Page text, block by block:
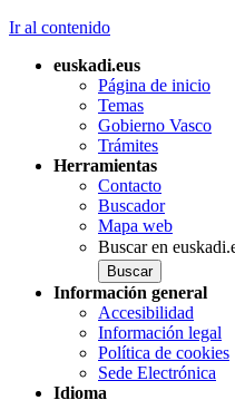
Ir al contenido
euskadi.eus
Página de inicio
Temas
Gobierno Vasco
Trámites
Herramientas
Contacto
Buscador
Mapa web
Buscar en
Información general
Accesibilidad
Información legal
Política de cookies
Sede Electrónica
Idioma